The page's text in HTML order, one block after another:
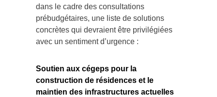
dans le cadre des consultations
prébudgétaires, une liste de solutions
concrètes qui devraient être privilégiées
avec un sentiment d’urgence :
Soutien aux cégeps pour la
construction de résidences et le
maintien des infrastructures actuelles